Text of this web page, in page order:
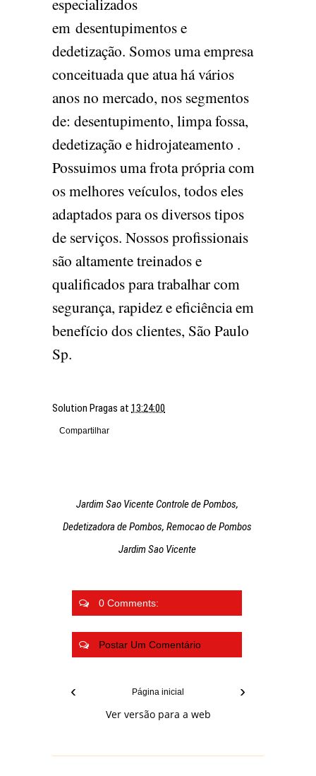
especializados
em desentupimentos e
dedetização. Somos uma empresa
conceituada que atua há vários
anos no mercado, nos segmentos
de: desentupimento, limpa fossa,
dedetização e hidrojateamento .
Possuimos uma frota própria com
os melhores veículos, todos eles
adaptados para os diversos tipos
de serviços. Nossos profissionais
são altamente treinados e
qualificados para trabalhar com
segurança, rapidez e eficiência em
benefício dos clientes, São Paulo
Sp.
Solution Pragas at 13:24:00
Compartilhar
Jardim Sao Vicente Controle de Pombos,
Dedetizadora de Pombos, Remocao de Pombos
Jardim Sao Vicente
0 Comments:
Postar Um Comentário
‹ ›
Página inicial
Ver versão para a web